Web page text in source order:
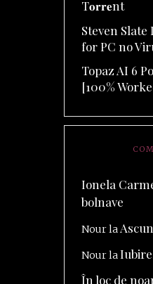
T𝐨𝐫𝐫𝐞nt
Steven Slate
for PC no
Topaz AI 6
[100%
Ionela
bolnave
Nourla
Nourla
În loc de